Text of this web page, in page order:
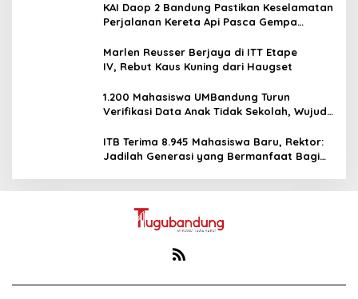
KAI Daop 2 Bandung Pastikan Keselamatan
Perjalanan Kereta Api Pasca Gempa
Berlangsung
Marlen Reusser Berjaya di ITT Etape
IV, Rebut Kaus Kuning dari Haugset
1.200 Mahasiswa UMBandung Turun
Verifikasi Data Anak Tidak Sekolah, Wujud
Menyelamatkan Generasi
ITB Terima 8.945 Mahasiswa Baru, Rektor:
Jadilah Generasi yang Bermanfaat Bagi